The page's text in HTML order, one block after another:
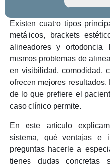
Existen cuatro tipos
metálicos, brackets
alineadores y ortodoncia
mismos problemas de
en visibilidad, comodidad,
ofrecen mejores
de lo que prefiere el
caso clínico permite.
En este artículo
sistema, qué ventajas e
preguntas hacerle al
tienes dudas concretas